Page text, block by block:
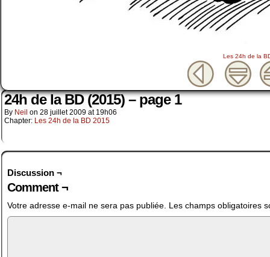
Les 24h de la
24h de la BD (2015) – page 1
By Neil on 28 juillet 2009 at 19h06
Chapter: Les 24h de la BD 2015
Discussion ¬
Comment ¬
Votre adresse e-mail ne sera pas publiée. Les champs obligatoires